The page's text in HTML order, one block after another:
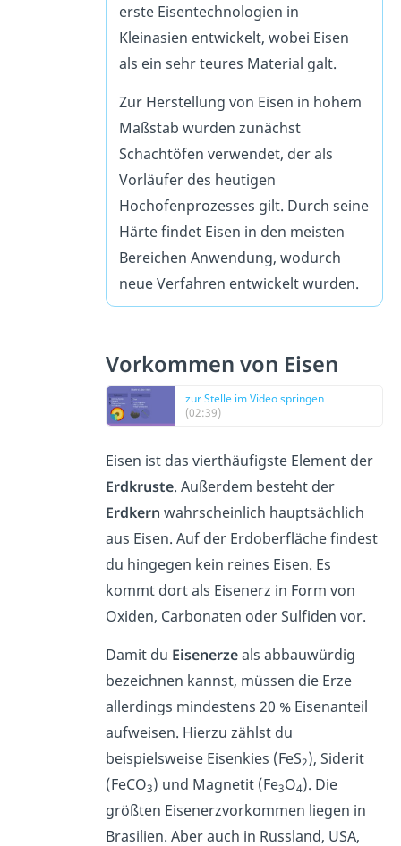
erste Eisentechnologien in
Kleinasien entwickelt, wobei Eisen
als ein sehr teures Material galt.
Zur Herstellung von Eisen in hohem
Maßstab wurden zunächst
Schachtöfen verwendet, der als
Vorläufer des heutigen
Hochofenprozesses gilt. Durch seine
Härte findet Eisen in den meisten
Bereichen Anwendung, wodurch
neue Verfahren entwickelt wurden.
Vorkommen von Eisen
zur Stelle im Video springen
(02:39)
Eisen ist das vierthäufigste Element der
Erdkruste. Außerdem besteht der
Erdkern wahrscheinlich hauptsächlich
aus Eisen. Auf der Erdoberfläche findest
du hingegen kein reines Eisen. Es
kommt dort als Eisenerz in Form von
Oxiden, Carbonaten oder Sulfiden vor.
Damit du Eisenerzeals abbauwürdig
bezeichnen kannst, müssen die Erze
allerdings mindestens 20 % Eisenanteil
aufweisen. Hierzu zählst du
beispielsweise Eisenkies (FeS2), Siderit
(FeCO3) und Magnetit (Fe3O4). Die
größten Eisenerzvorkommen liegen in
Brasilien. Aber auch in Russland, USA,